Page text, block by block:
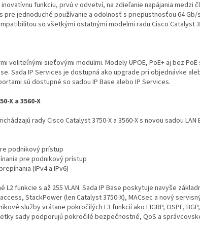
funkciu, prvú v odvetví, na zdieľanie napájania medzi
pre jednoduché používanie a odolnosť s priepustnosťou 64 Gb/s
so všetkými ostatnými modelmi radu Cisco Catalyst
voliteľnými sieťovými modulmi. Modely UPOE, PoE+ aj bez
Sada IP Services je dostupná ako upgrade pri objednávke
sú dostupné so sadou IP Base alebo IP Services.
X a 3560-X
rady Cisco Catalyst 3750-X a 3560-X s novou sadou LAN
podnikový prístup
pre podnikový prístup
(IPv4 a IPv6)
L2 funkcie s až 255 VLAN. Sada IP Base poskytuje navyše
StackPower (len Catalyst 3750-X), MACsec a nový
služby vrátane pokročilých L3 funkcií ako EIGRP, OSPF,
sady podporujú pokročilé bezpečnostné, QoS a